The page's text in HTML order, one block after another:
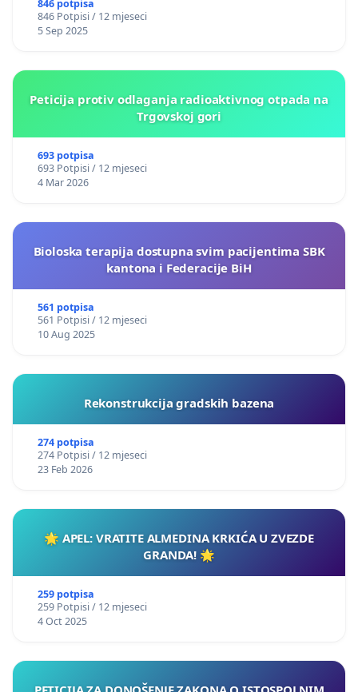
846 potpisa
846 Potpisi / 12 mjeseci
5 Sep 2025
Peticija protiv odlaganja radioaktivnog otpada na
Trgovskoj gori
693 potpisa
693 Potpisi / 12 mjeseci
4 Mar 2026
Bioloska terapija dostupna svim pacijentima SBK
kantona i Federacije BiH
561 potpisa
561 Potpisi / 12 mjeseci
10 Aug 2025
Rekonstrukcija gradskih bazena
274 potpisa
274 Potpisi / 12 mjeseci
23 Feb 2026
🌟 APEL: VRATITE ALMEDINA KRKIĆA U ZVEZDE
GRANDA! 🌟
259 potpisa
259 Potpisi / 12 mjeseci
4 Oct 2025